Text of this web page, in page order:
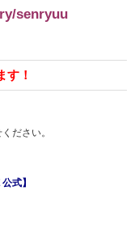
senryuu
す！
ださい。
式】